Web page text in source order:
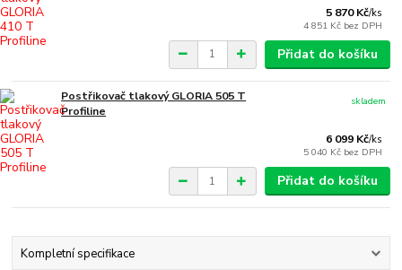
5 870 Kč/ks
4 851 Kč bez DPH
Přidat do košíku
Postřikovač tlakový GLORIA 505 T
Profiline
6 099 Kč/ks
5 040 Kč bez DPH
skladem
Přidat do košíku
Kompletní specifikace